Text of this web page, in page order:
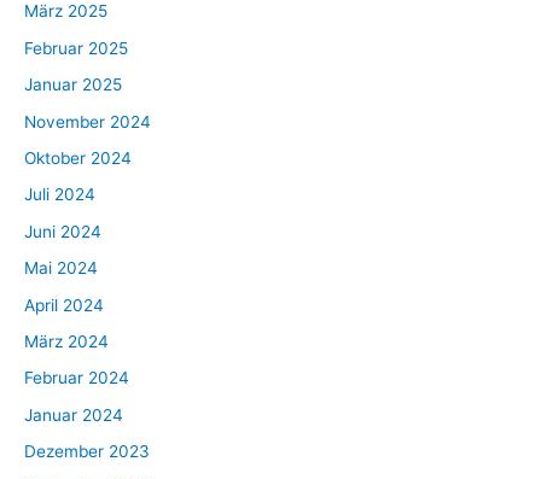
März 2025
Februar 2025
Januar 2025
November 2024
Oktober 2024
Juli 2024
Juni 2024
Mai 2024
April 2024
März 2024
Februar 2024
Januar 2024
Dezember 2023